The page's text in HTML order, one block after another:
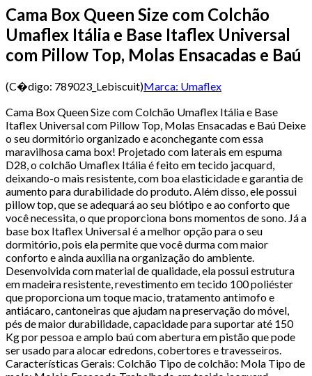
Cama Box Queen Size com Colchão
Umaflex Itália e Base Itaflex Universal
com Pillow Top, Molas Ensacadas e Baú
(C�digo: 789023_Lebiscuit)Marca: Umaflex
Cama Box Queen Size com Colchão Umaflex Itália e Base
Itaflex Universal com Pillow Top, Molas Ensacadas e Baú Deixe
o seu dormitório organizado e aconchegante com essa
maravilhosa cama box! Projetado com laterais em espuma
D28, o colchão Umaflex Itália é feito em tecido jacquard,
deixando-o mais resistente, com boa elasticidade e garantia de
aumento para durabilidade do produto. Além disso, ele possui
pillow top, que se adequará ao seu biótipo e ao conforto que
você necessita, o que proporciona bons momentos de sono. Já a
base box Itaflex Universal é a melhor opção para o seu
dormitório, pois ela permite que você durma com maior
conforto e ainda auxilia na organização do ambiente.
Desenvolvida com material de qualidade, ela possui estrutura
em madeira resistente, revestimento em tecido 100 poliéster
que proporciona um toque macio, tratamento antimofo e
antiácaro, cantoneiras que ajudam na preservação do móvel,
pés de maior durabilidade, capacidade para suportar até 150
Kg por pessoa e amplo baú com abertura em pistão que pode
ser usado para alocar edredons, cobertores e travesseiros.
Características Gerais: Colchão Tipo de colchão: Mola Tipo de